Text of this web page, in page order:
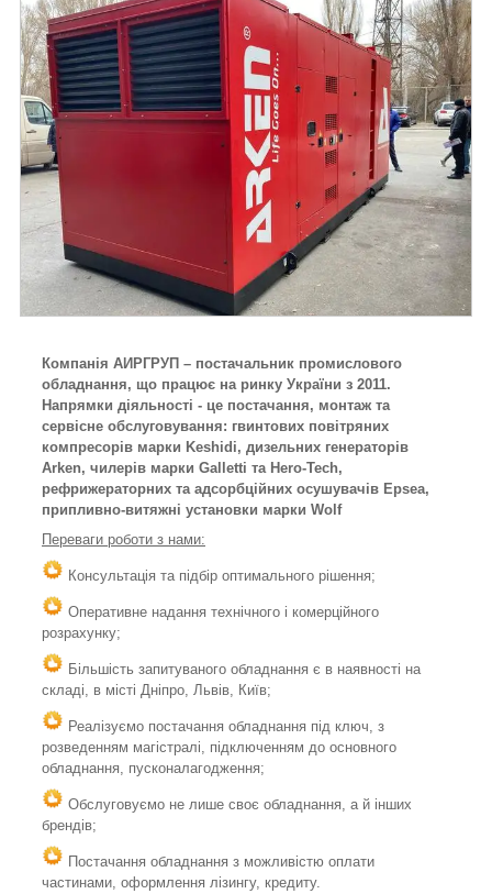
Компанія АИРГРУП – постачальник промислового
обладнання, що працює на ринку України з 2011.
Напрямки діяльності - це постачання, монтаж та
сервісне обслуговування: гвинтових повітряних
компресорів марки Keshidi, дизельних генераторів
Arken, чилерів марки Galletti та Hero-Tech,
рефрижераторних та адсорбційних осушувачів Epsea,
припливно-витяжні установки марки Wolf
Переваги роботи з нами:
Консультація та підбір оптимального рішення;
Оперативне надання технічного і комерційного
розрахунку;
Більшість запитуваного обладнання є в наявності на
складі, в місті Дніпро, Львів, Київ;
Реалізуємо постачання обладнання під ключ, з
розведенням магістралі, підключенням до основного
обладнання, пусконалагодження;
Обслуговуємо не лише своє обладнання, а й інших
брендів;
Постачання обладнання з можливістю оплати
частинами, оформлення лізингу, кредиту.